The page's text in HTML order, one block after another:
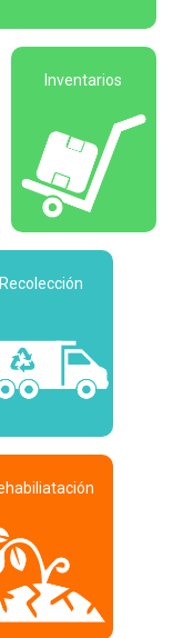
Inventarios
Recolección